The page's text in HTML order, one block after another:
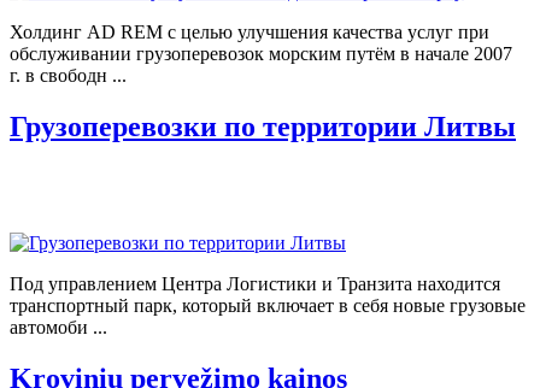
Холдинг AD REM с целью улучшения качества услуг при
обслуживании грузоперевозок морским путём в начале 2007
г. в свободн ...
Грузоперевозки по территории Литвы
Под управлением Центра Логистики и Транзита находится
транспортный парк, который включает в себя новые грузовые
автомоби ...
Krovinių pervežimo kainos